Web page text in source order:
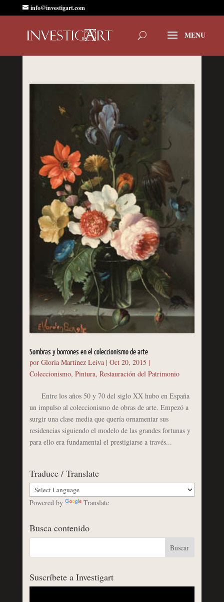
info@investigart.com
Sombras y borrones en el coleccionismo de arte
por Gloria Martínez Leiva| Oct 20, 2015 |
Coleccionismo, Pintura, Restauración del Patrimonio
Entre los años 50 y 70 del siglo XX hubo en España
un impulso al coleccionismo de obras de arte. Empezó a
surgir una clase media que quería ornamentar sus
residencias siguiendo el modelo de las grandes fortunas y
para ello era fundamental el prestigiarse a través...
Traduce / Translate
Powered by Translate
Busca contenido
Suscríbete a Investigart